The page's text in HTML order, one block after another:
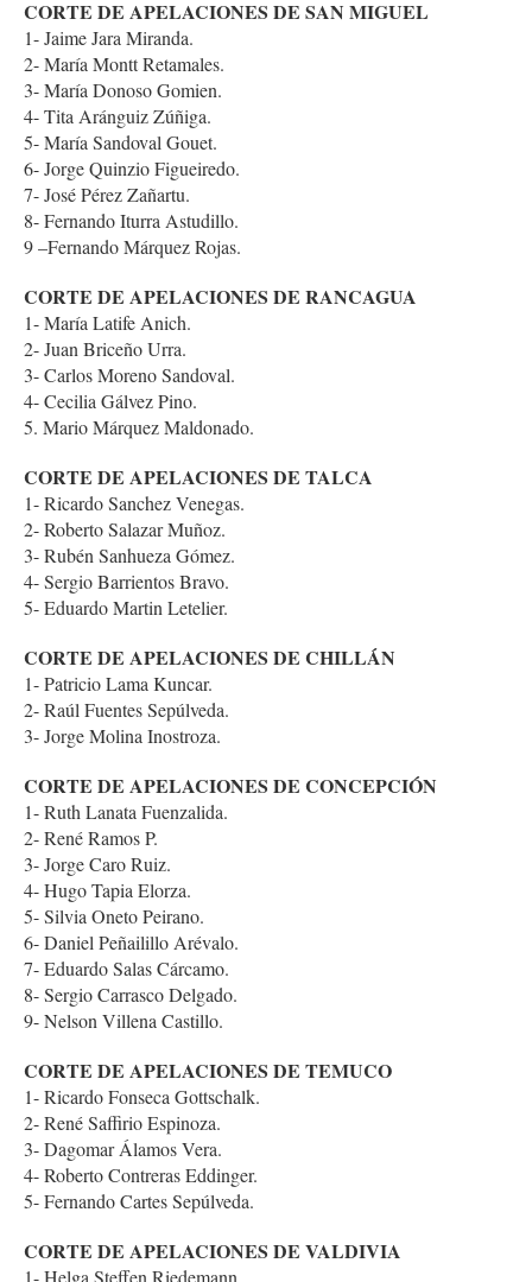
CORTE DE APELACIONES DE SAN MIGUEL
1- Jaime Jara Miranda.
2- María Montt Retamales.
3- María Donoso Gomien.
4- Tita Aránguiz Zúñiga.
5- María Sandoval Gouet.
6- Jorge Quinzio Figueiredo.
7- José Pérez Zañartu.
8- Fernando Iturra Astudillo.
9 –Fernando Márquez Rojas.
CORTE DE APELACIONES DE RANCAGUA
1- María Latife Anich.
2- Juan Briceño Urra.
3- Carlos Moreno Sandoval.
4- Cecilia Gálvez Pino.
5. Mario Márquez Maldonado.
CORTE DE APELACIONES DE TALCA
1- Ricardo Sanchez Venegas.
2- Roberto Salazar Muñoz.
3- Rubén Sanhueza Gómez.
4- Sergio Barrientos Bravo.
5- Eduardo Martin Letelier.
CORTE DE APELACIONES DE CHILLÁN
1- Patricio Lama Kuncar.
2- Raúl Fuentes Sepúlveda.
3- Jorge Molina Inostroza.
CORTE DE APELACIONES DE CONCEPCIÓN
1- Ruth Lanata Fuenzalida.
2- René Ramos P.
3- Jorge Caro Ruiz.
4- Hugo Tapia Elorza.
5- Silvia Oneto Peirano.
6- Daniel Peñailillo Arévalo.
7- Eduardo Salas Cárcamo.
8- Sergio Carrasco Delgado.
9- Nelson Villena Castillo.
CORTE DE APELACIONES DE TEMUCO
1- Ricardo Fonseca Gottschalk.
2- René Saffirio Espinoza.
3- Dagomar Álamos Vera.
4- Roberto Contreras Eddinger.
5- Fernando Cartes Sepúlveda.
CORTE DE APELACIONES DE VALDIVIA
1- Helga Steffen Riedemann.